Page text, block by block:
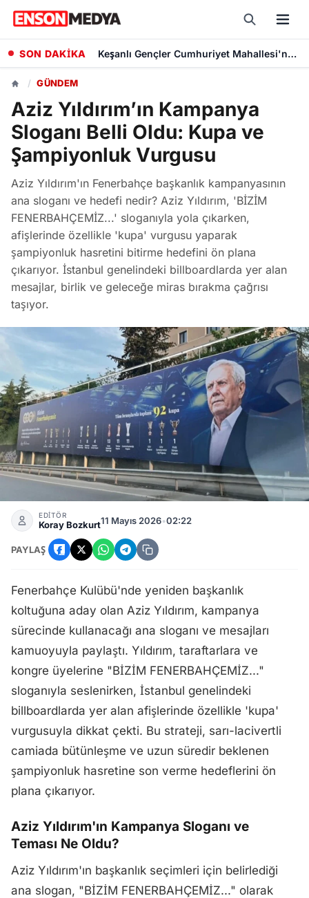
SON DAKİKA Keşanlı Gençler Cumhuriyet Mahallesi'nde Çevre Temizliği Yaparak Örnek Oldu
/ GÜNDEM
Aziz Yıldırım’ın Kampanya
Sloganı Belli Oldu: Kupa ve
Şampiyonluk Vurgusu
Aziz Yıldırım'ın Fenerbahçe başkanlık kampanyasının
ana sloganı ve hedefi nedir? Aziz Yıldırım, 'BİZİM
FENERBAHÇEMİZ...' sloganıyla yola çıkarken,
afişlerinde özellikle 'kupa' vurgusu yaparak
şampiyonluk hasretini bitirme hedefini ön plana
çıkarıyor. İstanbul genelindeki billboardlarda yer alan
mesajlar, birlik ve geleceğe miras bırakma çağrısı
taşıyor.
Aziz Yıldırım Fenerbahçe Başkanlık Kampanyasında
EDİTÖR
Koray Bozkurt11 Mayıs 2026•02:22
PAYLAŞ
Fenerbahçe Kulübü'nde yeniden başkanlık
koltuğuna aday olan Aziz Yıldırım, kampanya
sürecinde kullanacağı ana sloganı ve mesajları
kamuoyuyla paylaştı. Yıldırım, taraftarlara ve
kongre üyelerine "BİZİM FENERBAHÇEMİZ..."
sloganıyla seslenirken, İstanbul genelindeki
billboardlarda yer alan afişlerinde özellikle 'kupa'
vurgusuyla dikkat çekti. Bu strateji, sarı-lacivertli
camiada bütünleşme ve uzun süredir beklenen
şampiyonluk hasretine son verme hedeflerini ön
plana çıkarıyor.
Aziz Yıldırım'ın Kampanya Sloganı ve
Teması Ne Oldu?
Aziz Yıldırım'ın başkanlık seçimleri için belirlediği
ana slogan, "BİZİM FENERBAHÇEMİZ..." olarak